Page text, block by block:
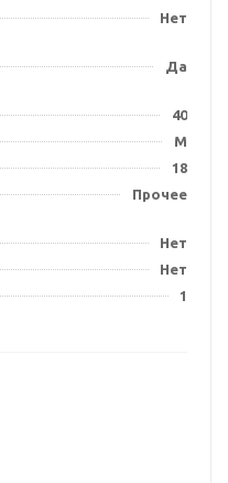
Нет
Да
40
M
18
Прочее
Нет
Нет
1